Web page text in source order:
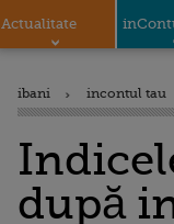
Actualitate
ibani incontul tau
după